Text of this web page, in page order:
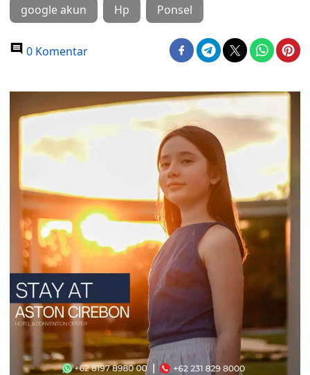
google akun Hp Ponsel
0 Komentar